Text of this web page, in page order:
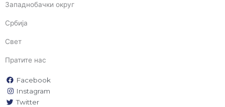
Западнобачки округ
Србија
Свет
Пратите нас
Facebook
Instagram
Twitter